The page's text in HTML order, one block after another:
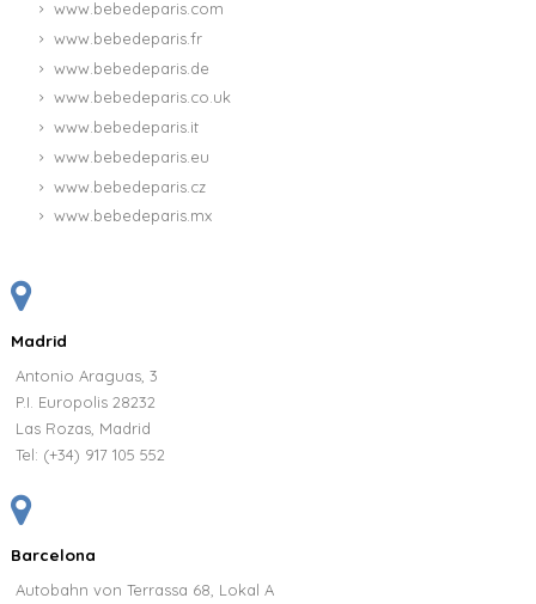
www.bebedeparis.com
www.bebedeparis.fr
www.bebedeparis.de
www.bebedeparis.co.uk
www.bebedeparis.it
www.bebedeparis.eu
www.bebedeparis.cz
www.bebedeparis.mx
Madrid
Antonio Araguas, 3
P.I. Europolis 28232
Las Rozas, Madrid
Tel: (+34) 917 105 552
Barcelona
Autobahn von Terrassa 68, Lokal A